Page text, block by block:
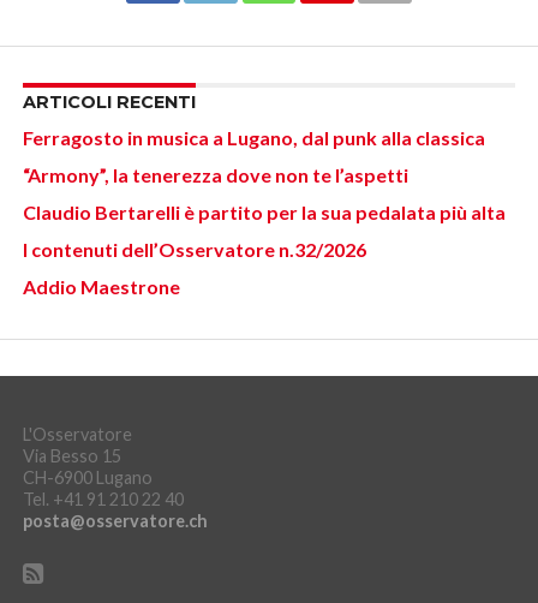
ARTICOLI RECENTI
Ferragosto in musica a Lugano, dal punk alla classica
“Armony”, la tenerezza dove non te l’aspetti
Claudio Bertarelli è partito per la sua pedalata più alta
I contenuti dell’Osservatore n.32/2026
Addio Maestrone
L'Osservatore
Via Besso 15
CH-6900 Lugano
Tel. +41 91 210 22 40
posta@osservatore.ch